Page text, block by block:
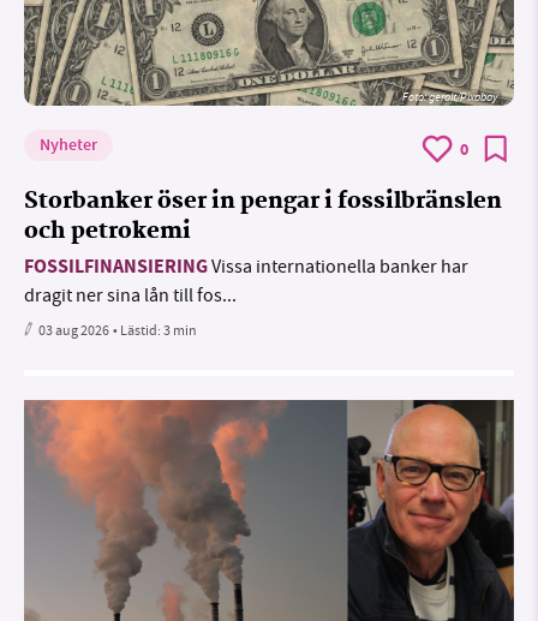
Foto:geralt/Pixabay
Nyheter 0
Storbanker öser in pengar i fossilbränslen
och petrokemi
FOSSILFINANSIERINGVissa internationella banker har
dragit ner sina lån till fos...
03 aug 2026• Lästid:3 min